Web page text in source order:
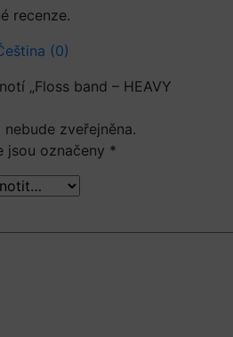
recenze.
(0)
„Floss band – HEAVY
zveřejněna.
jsou označeny *